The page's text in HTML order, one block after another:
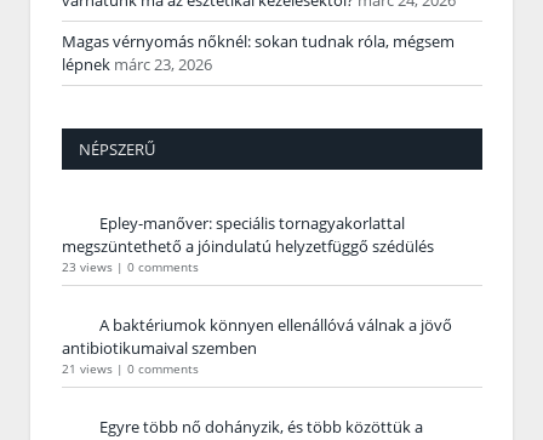
Magas vérnyomás nőknél: sokan tudnak róla, mégsem
lépnek márc 23, 2026
NÉPSZERŰ
Epley-manőver: speciális tornagyakorlattal
megszüntethető a jóindulatú helyzetfüggő szédülés
23 views | 0 comments
A baktériumok könnyen ellenállóvá válnak a jövő
antibiotikumaival szemben
21 views | 0 comments
Egyre több nő dohányzik, és több közöttük a